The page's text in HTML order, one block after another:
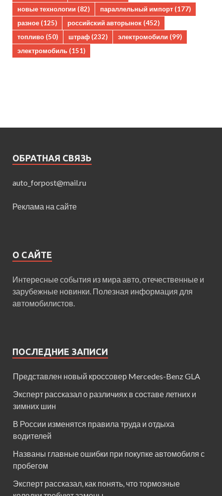
новые технологии (82) параллельный импорт (177)
разное (125) российский авторынок (452)
топливо (50) штраф (232) электромобили (99)
электромобиль (151)
ОБРАТНАЯ СВЯЗЬ
auto_forpost@mail.ru
Реклама на сайте
О САЙТЕ
Интересные события из мира авто, отечественные и
зарубежные новинки. Полезная информация для
автомобилистов.
ПОСЛЕДНИЕ ЗАПИСИ
Представлен новый кроссовер Mercedes-Benz GLA
Эксперт рассказал о различиях в составе летних и
зимних шин
В России изменятся правила труда и отдыха
водителей
Названы главные ошибки при покупке автомобиля с
пробегом
Эксперт рассказал, как понять, что тормозные